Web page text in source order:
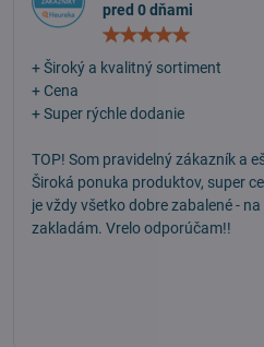
pred 0 dňami
+ Široký a kvalitný sortiment
+ Cena
+ Super rýchle dodanie
TOP! Som pravidelný zákazník a
Široká ponuka produktov, super
je vždy všetko dobre zabalené -
zakladám. Vrelo odporúčam!!